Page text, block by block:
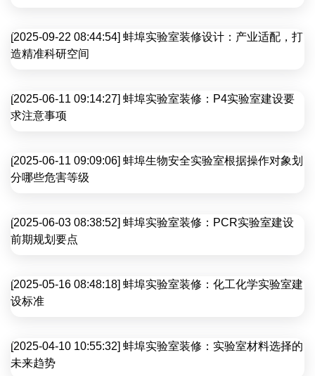
[2025-09-22 08:44:54] 蚌埠实验室装修设计：产业适配，打
造精准科研空间
[2025-06-11 09:14:27] 蚌埠实验室装修：P4实验室建设要
求注意事项
[2025-06-11 09:09:06] 蚌埠生物安全实验室根据操作对象划
分哪些危害等级
[2025-06-03 08:38:52] 蚌埠实验室装修：PCR实验室建设
前期规划要点
[2025-05-16 08:48:18] 蚌埠实验室装修：化工化学实验室建
设标准
[2025-04-10 10:55:32] 蚌埠实验室装修：实验室材料选择的
未来趋势